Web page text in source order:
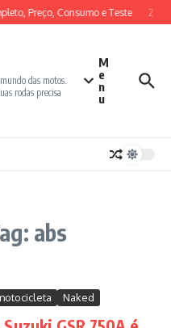
Preço, Consumo e Teste
das motos.
rodas precisa
M
e
n
u
abs
Naked